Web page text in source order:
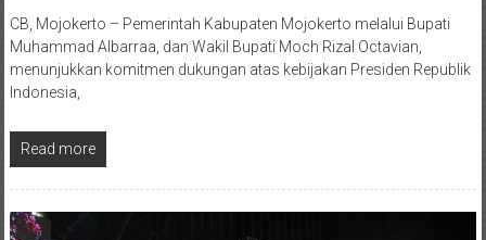
CB, Mojokerto – Pemerintah Kabupaten Mojokerto melalui Bupati
Muhammad Albarraa, dan Wakil Bupati Moch Rizal Octavian,
menunjukkan komitmen dukungan atas kebijakan Presiden Republik
Indonesia,
Read more